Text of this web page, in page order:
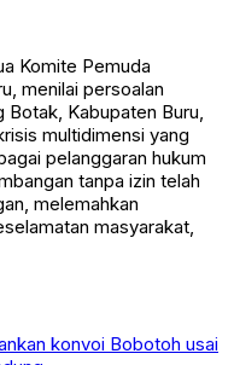
Komite Pemuda
menilai persoalan
Kabupaten Buru,
multidimensi yang
pelanggaran hukum
tanpa izin telah
melemahkan
masyarakat,